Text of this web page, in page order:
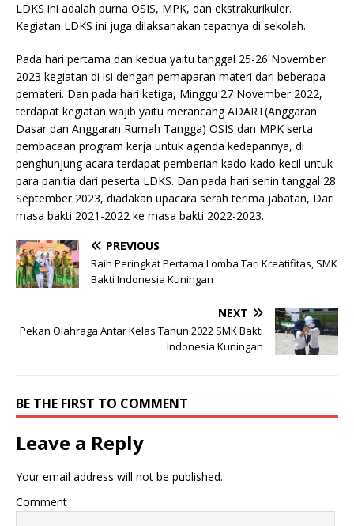
LDKS ini adalah purna OSIS, MPK, dan ekstrakurikuler.
Kegiatan LDKS ini juga dilaksanakan tepatnya di sekolah.
Pada hari pertama dan kedua yaitu tanggal 25-26 November
2023 kegiatan di isi dengan pemaparan materi dari beberapa
pemateri. Dan pada hari ketiga, Minggu 27 November 2022,
terdapat kegiatan wajib yaitu merancang ADART(Anggaran
Dasar dan Anggaran Rumah Tangga) OSIS dan MPK serta
pembacaan program kerja untuk agenda kedepannya, di
penghunjung acara terdapat pemberian kado-kado kecil untuk
para panitia dari peserta LDKS. Dan pada hari senin tanggal 28
September 2023, diadakan upacara serah terima jabatan, Dari
masa bakti 2021-2022 ke masa bakti 2022-2023.
PREVIOUS
Raih Peringkat Pertama Lomba Tari Kreatifitas, SMK
Bakti Indonesia Kuningan
NEXT
Pekan Olahraga Antar Kelas Tahun 2022 SMK Bakti
Indonesia Kuningan
BE THE FIRST TO COMMENT
Leave a Reply
Your email address will not be published.
Comment